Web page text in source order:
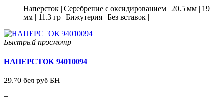
Наперсток | Серебрение с оксидированием | 20.5 мм | 19
мм | 11.3 гр | Бижутерия | Без вставок |
Быстрый просмотр
НАПЕРСТОК 94010094
29.70 бел руб БН
+